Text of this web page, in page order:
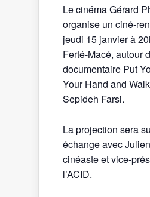
Le cinéma Gérard
organise un ciné-
jeudi 15 janvier à
Ferté-Macé, autour
documentaire Put
Your Hand and
Sepideh Farsi.
La projection sera
échange avec
cinéaste et vice-
l’ACID.